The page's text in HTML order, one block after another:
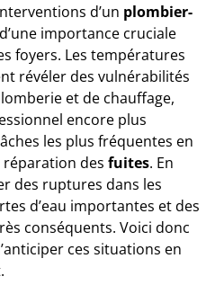
d’un plombier-
importance cruciale
foyers. Les températures
révéler des vulnérabilités
et de chauffage,
encore plus
les plus fréquentes en
des fuites. En
des ruptures dans les
d’eau importantes et des
conséquents. Voici donc
ces situations en